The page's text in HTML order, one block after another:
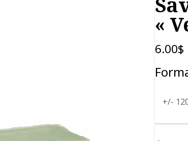
«
6.00$
+/-